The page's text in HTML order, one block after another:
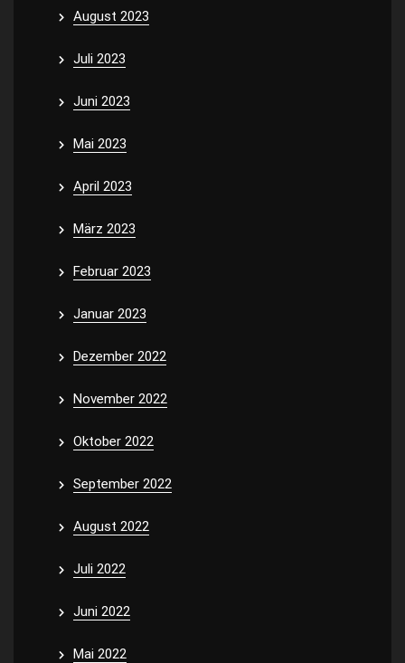
August 2023
Juli 2023
Juni 2023
Mai 2023
April 2023
März 2023
Februar 2023
Januar 2023
Dezember 2022
November 2022
Oktober 2022
September 2022
August 2022
Juli 2022
Juni 2022
Mai 2022